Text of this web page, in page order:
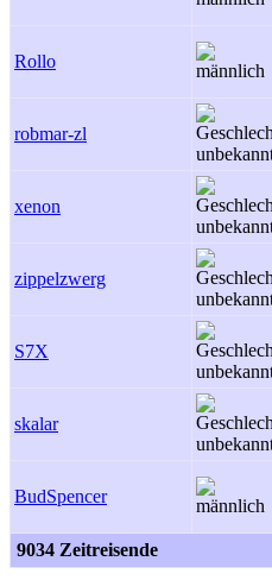
Rollo
robmar-zl
xenon
zippelzwerg
S7X
skalar
BudSpencer
9034 Zeitreisende